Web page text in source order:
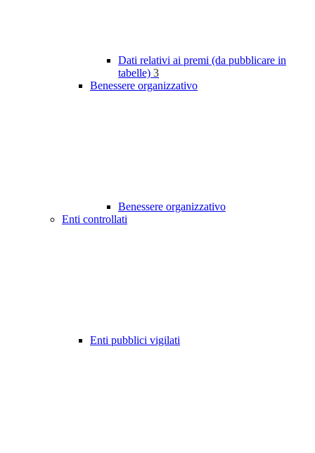
Dati relativi ai premi (da pubblicare in
tabelle) 3
Benessere organizzativo
Benessere organizzativo
Enti controllati
Enti pubblici vigilati